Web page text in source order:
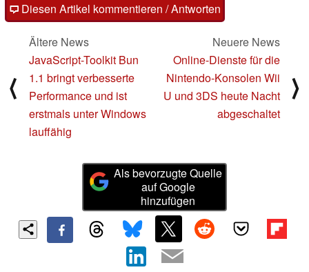
Diesen Artikel kommentieren / Antworten
⟨
Ältere News
JavaScript-Toolkit Bun
1.1 bringt verbesserte
Performance und ist
erstmals unter Windows
lauffähig
Neuere News
Online-Dienste für die
Nintendo-Konsolen Wii
U und 3DS heute Nacht
abgeschaltet
⟩
Als bevorzugte Quelle
auf Google
hinzufügen